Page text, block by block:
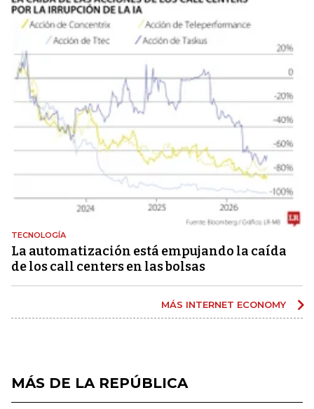
TECNOLOGÍA
La automatización está empujando la caída
de los call centers en las bolsas
MÁS INTERNET ECONOMY
MÁS DE LA REPÚBLICA